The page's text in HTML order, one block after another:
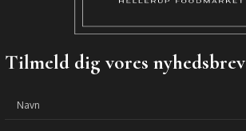
Tilmeld dig vores nyhedsbrev